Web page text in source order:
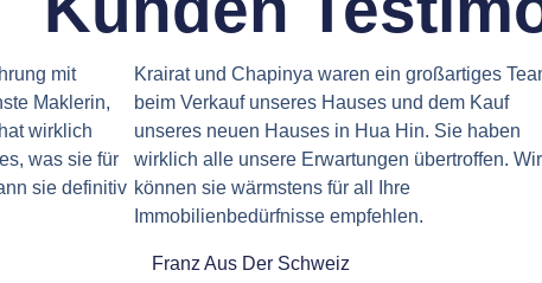
mit
Maklerin,
wirklich
was sie für
sie definitiv
Krairat und Chapinya waren ein großartiges
beim Verkauf unseres Hauses und dem Kauf
unseres neuen Hauses in Hua Hin. Sie haben
wirklich alle unsere Erwartungen übertroffen. Wir
können sie wärmstens für all Ihre
Immobilienbedürfnisse empfehlen.
Franz Aus Der Schweiz